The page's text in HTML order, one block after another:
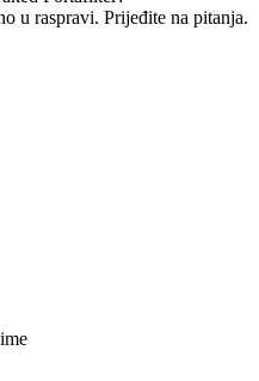
u raspravi. Prijeđite na pitanja.